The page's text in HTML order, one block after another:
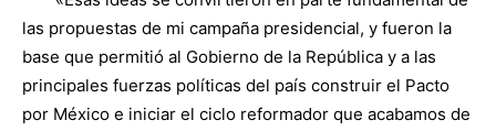
las propuestas de mi campaña presidencial, y fueron la
base que permitió al Gobierno de la República y a las
principales fuerzas políticas del país construir el Pacto
por México e iniciar el ciclo reformador que acabamos de